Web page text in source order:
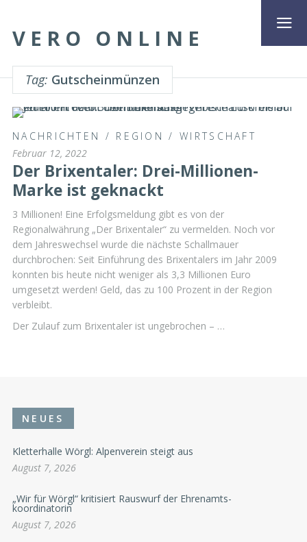
VERO ONLINE
Tag: Gutscheinmünzen
NACHRICHTEN / REGION /WIRTSCHAFT
Februar 12, 2022
Der Brixentaler: Drei-Millionen-
Marke ist geknackt
3 Millionen! Eine Erfolgsmeldung gibt es von der
Regionalwährung „Der Brixentaler“ zu vermelden. Noch vor
dem Jahreswechsel wurde die nächste Schallmauer
durchbrochen: Seit Einführung des Brixentalers im Jahr 2009
konnten bis heute nicht weniger als 3,3 Millionen Euro
umgesetzt werden! Geld, das zu 100 Prozent in der Region
verbleibt.
Der Zulauf zum Brixentaler ist ungebrochen – …
NEUES
Kletterhalle Wörgl: Alpenverein steigt aus
August 7, 2026
„Wir für Wörgl“ kritisiert Rauswurf der Ehrenamts-
koordinatorin
August 7, 2026